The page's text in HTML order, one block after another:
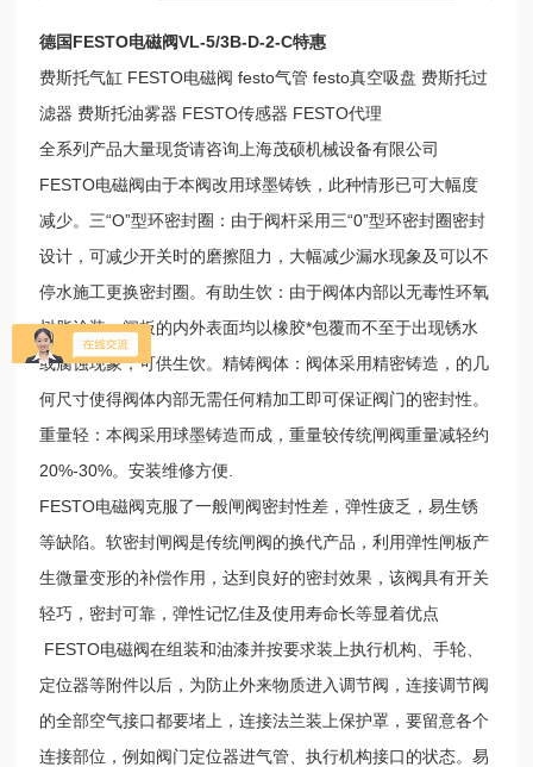
德国FESTO电磁阀VL-5/3B-D-2-C特惠
费斯托气缸 FESTO电磁阀 festo气管 festo真空吸盘 费斯托过
滤器 费斯托油雾器 FESTO传感器 FESTO代理
全系列产品大量现货请咨询上海茂硕机械设备有限公司
FESTO电磁阀由于本阀改用球墨铸铁，此种情形已可大幅度
减少。三“O”型环密封圈：由于阀杆采用三“0”型环密封圈密封
设计，可减少开关时的磨擦阻力，大幅减少漏水现象及可以不
停水施工更换密封圈。有助生饮：由于阀体内部以无毒性环氧
树脂涂装，闸板的内外表面均以橡胶*包覆而不至于出现锈水
或腐蚀现象，可供生饮。精铸阀体：阀体采用精密铸造，的几
何尺寸使得阀体内部无需任何精加工即可保证阀门的密封性。
重量轻：本阀采用球墨铸造而成，重量较传统闸阀重量减轻约
20%-30%。安装维修方便.
FESTO电磁阀克服了一般闸阀密封性差，弹性疲乏，易生锈
等缺陷。软密封闸阀是传统闸阀的换代产品，利用弹性闸板产
生微量变形的补偿作用，达到良好的密封效果，该阀具有开关
轻巧，密封可靠，弹性记忆佳及使用寿命长等显着优点
FESTO电磁阀在组装和油漆并按要求装上执行机构、手轮、
定位器等附件以后，为防止外来物质进入调节阀，连接调节阀
的全部空气接口都要堵上，连接法兰装上保护罩，要留意各个
连接部位，例如阀门定位器进气管、执行机构接口的状态。易